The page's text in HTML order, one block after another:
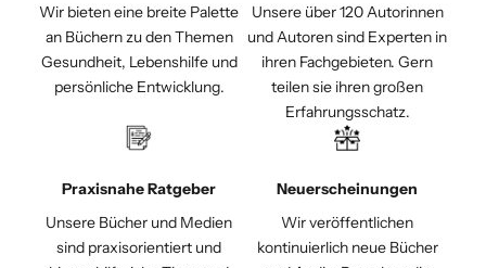
Wir bieten eine breite Palette
an Büchern zu den Themen
Gesundheit, Lebenshilfe und
persönliche Entwicklung.
Unsere über 120 Autorinnen
und Autoren sind Experten in
ihren Fachgebieten. Gern
teilen sie ihren großen
Erfahrungsschatz.
Praxisnahe Ratgeber
Unsere Bücher und Medien
sind praxisorientiert und
Neuerscheinungen
Wir veröffentlichen
kontinuierlich neue Bücher